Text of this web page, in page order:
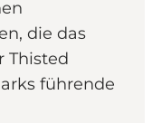
die das
Thisted
führende